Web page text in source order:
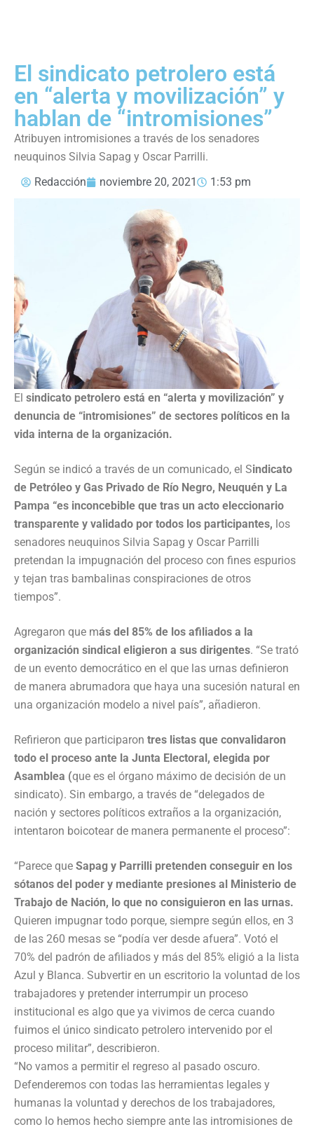
El sindicato petrolero está
en “alerta y movilización” y
hablan de “intromisiones”
Atribuyen intromisiones a través de los senadores
neuquinos Silvia Sapag y Oscar Parrilli.
Redacción
noviembre 20, 2021 1:53 pm
El sindicato petrolero está en “alerta y movilización” y
denuncia de “intromisiones” de sectores políticos en la
vida interna de la organización.
Según se indicó a través de un comunicado, el Sindicato
de Petróleo y Gas Privado de Río Negro, Neuquén y La
Pampa “es inconcebible que tras un acto eleccionario
transparente y validado por todos los participantes, los
senadores neuquinos Silvia Sapag y Oscar Parrilli
pretendan la impugnación del proceso con fines espurios
y tejan tras bambalinas conspiraciones de otros
tiempos”.
Agregaron que más del 85% de los afiliados a la
organización sindical eligieron a sus dirigentes. “Se trató
de un evento democrático en el que las urnas definieron
de manera abrumadora que haya una sucesión natural en
una organización modelo a nivel país”, añadieron.
Refirieron que participaron tres listas que convalidaron
todo el proceso ante la Junta Electoral, elegida por
Asamblea (que es el órgano máximo de decisión de un
sindicato). Sin embargo, a través de “delegados de
nación y sectores políticos extraños a la organización,
intentaron boicotear de manera permanente el proceso”:
“Parece que Sapag y Parrilli pretenden conseguir en los
sótanos del poder y mediante presiones al Ministerio de
Trabajo de Nación, lo que no consiguieron en las urnas.
Quieren impugnar todo porque, siempre según ellos, en 3
de las 260 mesas se “podía ver desde afuera”. Votó el
70% del padrón de afiliados y más del 85% eligió a la lista
Azul y Blanca. Subvertir en un escritorio la voluntad de los
trabajadores y pretender interrumpir un proceso
institucional es algo que ya vivimos de cerca cuando
fuimos el único sindicato petrolero intervenido por el
proceso militar”, describieron.
“No vamos a permitir el regreso al pasado oscuro.
Defenderemos con todas las herramientas legales y
humanas la voluntad y derechos de los trabajadores,
como lo hemos hecho siempre ante las intromisiones de